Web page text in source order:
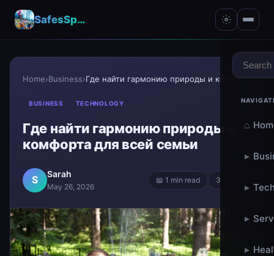
SafesSpace – A Secure Place for Growth & Support
⌂
▸
▸
▸
▸
Home›Business› Где найти гармонию природы и комфорта для всей сем...
BUSINESS TECHNOLOGY
Где найти гармонию природы и
комфорта для всей семьи
S Sarah
May 26, 2026
📖 1 min read 3 words